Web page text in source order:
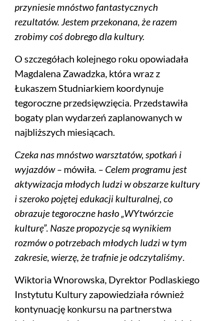
przyniesie mnóstwo fantastycznych
rezultatów. Jestem przekonana, że razem
zrobimy coś dobrego dla kultury.
O szczegółach kolejnego roku opowiadała
Magdalena Zawadzka, która wraz z
Łukaszem Studniarkiem koordynuje
tegoroczne przedsięwzięcia. Przedstawiła
bogaty plan wydarzeń zaplanowanych w
najbliższych miesiącach.
Czeka nas mnóstwo warsztatów, spotkań i
wyjazdów – mówiła. – Celem programu jest
aktywizacja młodych ludzi w obszarze kultury
i szeroko pojętej edukacji kulturalnej, co
obrazuje tegoroczne hasło „WYtwórzcie
kulturę”. Nasze propozycje są wynikiem
rozmów o potrzebach młodych ludzi w tym
zakresie, wierzę, że trafnie je odczytaliśmy.
Wiktoria Wnorowska, Dyrektor Podlaskiego
Instytutu Kultury zapowiedziała również
kontynuację konkursu na partnerstwa